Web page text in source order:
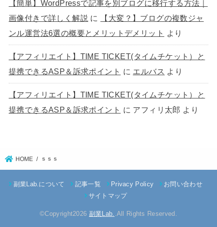
【簡単】WordPressで記事を別ブログに移行する方法｜
画像付きで詳しく解説 に
【大変？】ブログの複数ジャ
ンル運営法6選の概要とメリットデメリット
より
【アフィリエイト】TIME TICKET(タイムチケット）と
提携できるASP＆訴求ポイント に エルバス より
【アフィリエイト】TIME TICKET(タイムチケット）と
提携できるASP＆訴求ポイント に アフィリ太郎 より
HOME ｓｓｓ
副業Lab.について 記事一覧 Privacy Policy
お問い合わせ
サイトマップ
©Copyright2026 副業Lab. .All Rights Reserved.